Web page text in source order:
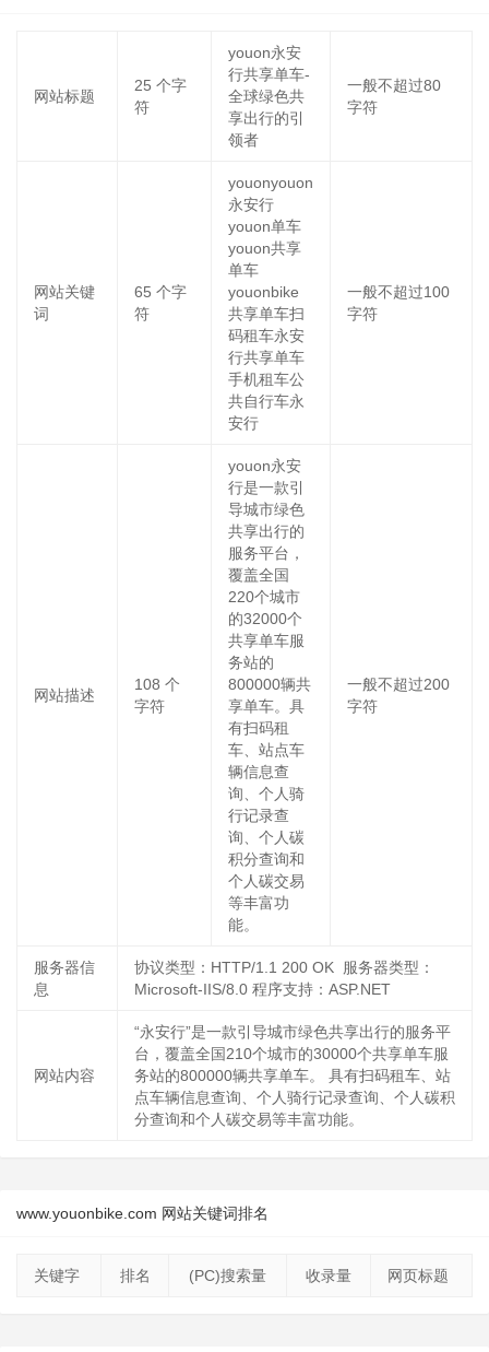
网站标题
25 个字
符
youon永安
行共享单车-
全球绿色共
享出行的引
领者
一般不超过80
字符
网站关键
词
65 个字
符
youonyouon
永安行
youon单车
youon共享
单车
youonbike
共享单车扫
码租车永安
行共享单车
手机租车公
共自行车永
安行
一般不超过100
字符
网站描述
108 个
字符
youon永安
行是一款引
导城市绿色
共享出行的
服务平台，
覆盖全国
220个城市
的32000个
共享单车服
务站的
800000辆共
享单车。具
有扫码租
车、站点车
辆信息查
询、个人骑
行记录查
询、个人碳
积分查询和
个人碳交易
等丰富功
能。
一般不超过200
字符
服务器信
息
协议类型：HTTP/1.1 200 OK 服务器类型：
Microsoft-IIS/8.0 程序支持：ASP.NET
网站内容
“永安行”是一款引导城市绿色共享出行的服务平
台，覆盖全国210个城市的30000个共享单车服
务站的800000辆共享单车。 具有扫码租车、站
点车辆信息查询、个人骑行记录查询、个人碳积
分查询和个人碳交易等丰富功能。
www.youonbike.com 网站关键词排名
关键字 排名 (PC)搜索量 收录量 网页标题